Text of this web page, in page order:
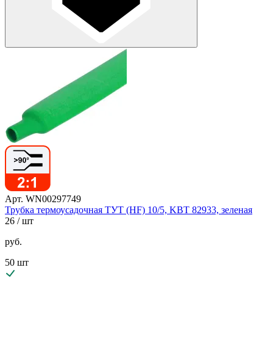
Арт. WN00297749
Трубка термоусадочная ТУТ (HF) 10/5, KBT 82933, зеленая
26 / шт
руб.
50 шт